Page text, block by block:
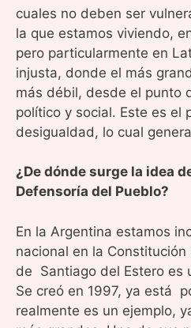
cuales no deben ser
la que estamos viviendo,
pero particularmente en
injusta, donde el más
más débil, desde el punto
político y social. Este es el
desigualdad, lo cual
¿De dónde surge la idea
Defensoría del Pueblo?
En la Argentina estamos
nacional en la
de Santiago del Estero es
Se creó en 1997, ya está
realmente es un ejemplo,